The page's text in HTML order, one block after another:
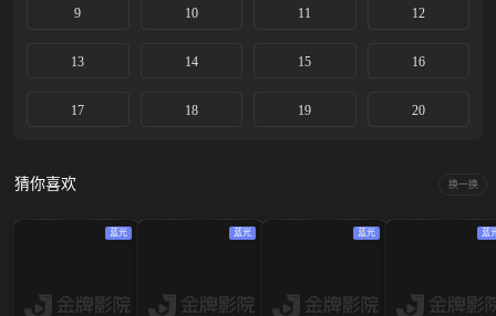
9 10 11 12
13 14 15 16
17 18 19 20
猜你喜欢 换一换
蓝光 蓝光 蓝光 蓝